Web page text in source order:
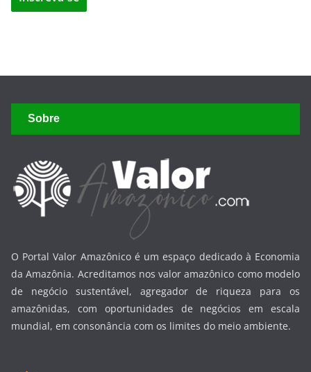
Sobre
O Portal Valor Amazônico é um espaço dedicado à Economia
da Amazônia. Acreditamos nos valor amazônico como modelo
de negócio sustentável, agregador de riqueza para os
amazônidas, com oportunidades de negócios em escala
mundial, em consonância com os limites do meio ambiente.